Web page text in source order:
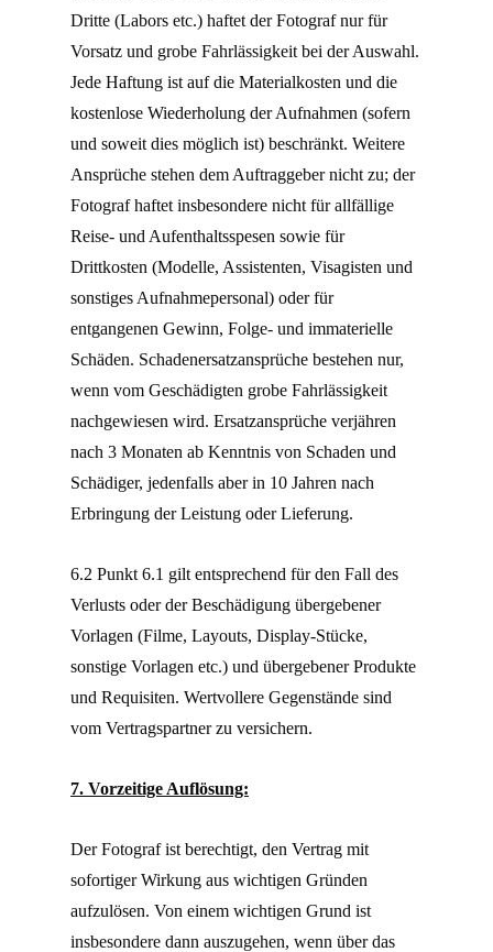
Dritte (Labors etc.) haftet der Fotograf nur für
Vorsatz und grobe Fahrlässigkeit bei der Auswahl.
Jede Haftung ist auf die Materialkosten und die
kostenlose Wiederholung der Aufnahmen (sofern
und soweit dies möglich ist) beschränkt. Weitere
Ansprüche stehen dem Auftraggeber nicht zu; der
Fotograf haftet insbesondere nicht für allfällige
Reise- und Aufenthaltsspesen sowie für
Drittkosten (Modelle, Assistenten, Visagisten und
sonstiges Aufnahmepersonal) oder für
entgangenen Gewinn, Folge- und immaterielle
Schäden. Schadenersatzansprüche bestehen nur,
wenn vom Geschädigten grobe Fahrlässigkeit
nachgewiesen wird. Ersatzansprüche verjähren
nach 3 Monaten ab Kenntnis von Schaden und
Schädiger, jedenfalls aber in 10 Jahren nach
Erbringung der Leistung oder Lieferung.
6.2 Punkt 6.1 gilt entsprechend für den Fall des
Verlusts oder der Beschädigung übergebener
Vorlagen (Filme, Layouts, Display-Stücke,
sonstige Vorlagen etc.) und übergebener Produkte
und Requisiten. Wertvollere Gegenstände sind
vom Vertragspartner zu versichern.
7. Vorzeitige Auflösung:
Der Fotograf ist berechtigt, den Vertrag mit
sofortiger Wirkung aus wichtigen Gründen
aufzulösen. Von einem wichtigen Grund ist
insbesondere dann auszugehen, wenn über das